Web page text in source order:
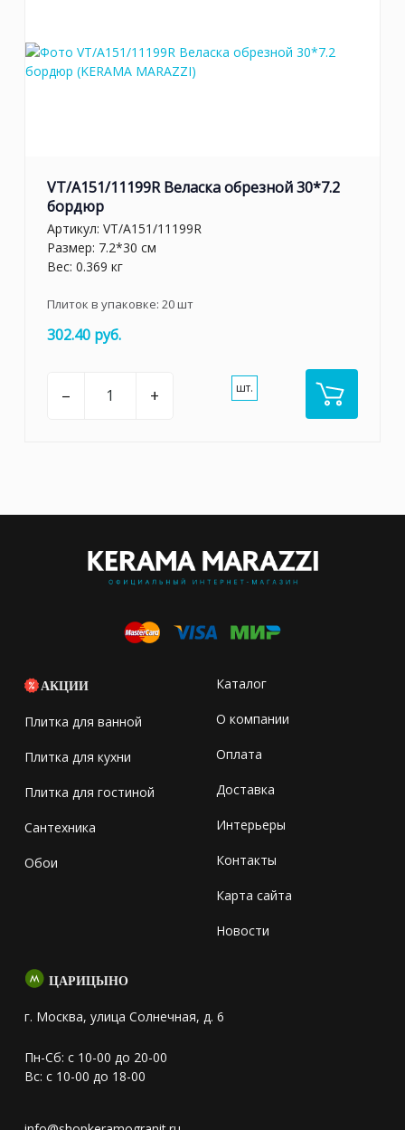
VT/A151/11199R Веласка обрезной 30*7.2
бордюр
Артикул: VT/A151/11199R
Размер: 7.2*30 см
Вес: 0.369 кг
Плиток в упаковке: 20шт
302.40 руб.
– + шт.
АКЦИИ
Плитка для ванной
Плитка для кухни
Плитка для гостиной
Сантехника
Обои
Каталог
О компании
Оплата
Доставка
Интерьеры
Контакты
Карта сайта
Новости
ЦАРИЦЫНО
г. Москва, улица Солнечная, д. 6
Пн-Сб: с 10-00 до 20-00
Вс: с 10-00 до 18-00